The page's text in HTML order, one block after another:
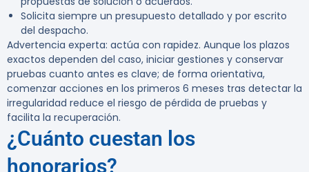
Solicita siempre un presupuesto detallado y por escrito
del despacho.
Advertencia experta: actúa con rapidez. Aunque los plazos
exactos dependen del caso, iniciar gestiones y conservar
pruebas cuanto antes es clave; de forma orientativa,
comenzar acciones en los primeros 6 meses tras detectar la
irregularidad reduce el riesgo de pérdida de pruebas y
facilita la recuperación.
¿Cuánto cuestan los
honorarios?